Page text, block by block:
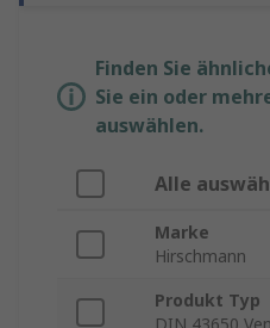
Finden Sie
Sie ein oder
auswählen.
Alle
Marke
Hirschmann
Produkt Typ